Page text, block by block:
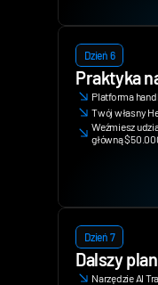
Dzień 6
Praktyka
Platforma
Twój własny
Weźmiesz
główną
Dzień 7
Dalszy
Narzędzie AI